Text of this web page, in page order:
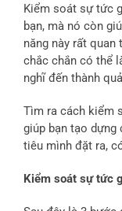
Kiểm soát sự tức
bạn, mà nó còn
năng này rất
chắc chắn có thể
nghĩ đến thành
Tìm ra cách kiểm
giúp bạn tạo
tiêu mình đặt ra,
Kiểm soát sự tức